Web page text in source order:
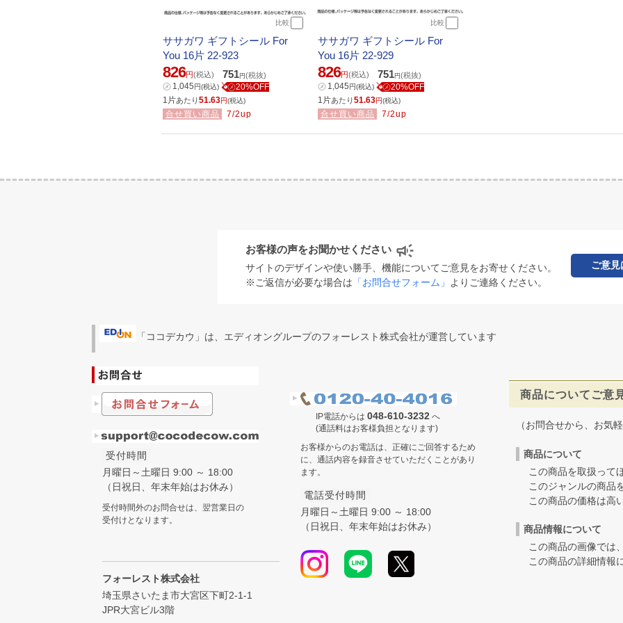
比較
ササガワ ギフトシール For
You 16片 22-923
826円(税込) 751円(税抜)
㋱ 1,045円(税込) ㋱20%OFF
1片あたり51.63円(税込)
合せ買い商品 7/2up
比較
ササガワ ギフトシール For
You 16片 22-929
826円(税込) 751円(税抜)
㋱ 1,045円(税込) ㋱20%OFF
1片あたり51.63円(税込)
合せ買い商品 7/2up
お客様の声をお聞かせください
サイトのデザインや使い勝手、機能についてご意見をお寄せください。
※ご返信が必要な場合は 「お問合せフォーム」 よりご連絡ください。
ご意見
「ココデカウ」は、エディオングループのフォーレスト株式会社が運営しています
受付時間
月曜日～土曜日 9:00 ～ 18:00
（日祝日、年末年始はお休み）
受付時間外のお問合せは、翌営業日の
受付けとなります。
フォーレスト株式会社
埼玉県さいたま市大宮区下町2-1-1
JPR大宮ビル3階
IP電話からは 048-610-3232 へ
(通話料はお客様負担となります)
お客様からのお電話は、正確にご回答するため
に、通話内容を録音させていただくことがあり
ます。
電話受付時間
月曜日～土曜日 9:00 ～ 18:00
（日祝日、年末年始はお休み）
商品についてご意
（お問合せから、お気
商品について
この商品を取扱って
このジャンルの商品
この商品の価格は高
商品情報について
この商品の画像では
この商品の詳細情報